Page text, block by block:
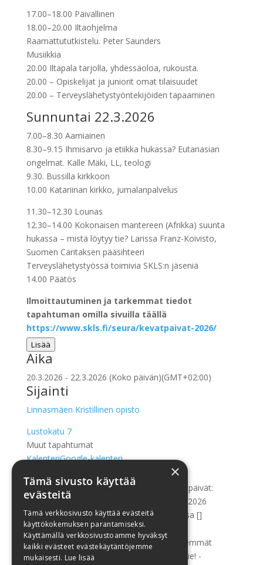
17.00–18.00 Päivällinen
18.00–20.00 Iltaohjelma
Raamattututkistelu. Peter Saunders
Musiikkia
20.00 Iltapala tarjolla, yhdessäoloa, rukousta.
20.00 – Opiskelijat ja juniorit omat tilaisuudet
20.00 – Terveyslähetystyöntekijöiden tapaaminen
Sunnuntai 22.3.2026
7.00–8.30 Aamiainen
8.30–9.15 Ihmisarvo ja etiikka hukassa? Eutanasian
ongelmat. Kalle Mäki, LL, teologi
9.30. Bussilla kirkkoon
10.00 Katariinan kirkko, jumalanpalvelus
11.30–12.30 Lounas
12.30–14.00 Kokonaisen mantereen (Afrikka) suunta
hukassa – mistä löytyy tie? Larissa Franz-Koivisto,
Suomen Caritaksen pääsihteeri
Terveyslähetystyössä toimivia SKLS:n jäseniä
14.00 Päätös
Ilmoittautuminen ja tarkemmat tiedot
tapahtuman omilla sivuilla täällä
https://www.skls.fi/seura/kevatpaivat-2026/
Lisää
Aika
20.3.2026 - 22.3.2026 (Koko päivän)(GMT+02:00)
Sijainti
Linnasmäen Kristillinen opisto
Lustokatu 7
Muut tapahtumat
KalenteriGoogle-kalenteri
Address - SKLS:n kansainvälisemmät kevätpäivät:
Suunta hukassa? - Minä olen tie! - 20.-22.3.2026
TURUSSA Linnasmäen koulutuskeskuksessa []
Destination Address - SKLS:n kansainvälisemmät
kevätpäivät: Suunta hukassa? - Minä olen tie! -
×
Tämä sivusto käyttää
evästeitä
Tämä verkkosivusto käyttää evästeitä
käyttökokemuksen parantamiseksi.
Käyttämällä verkkosivustoamme hyväksyt
kaikki evästeet evästekäytäntöjemme
mukaisesti. Lue lisää